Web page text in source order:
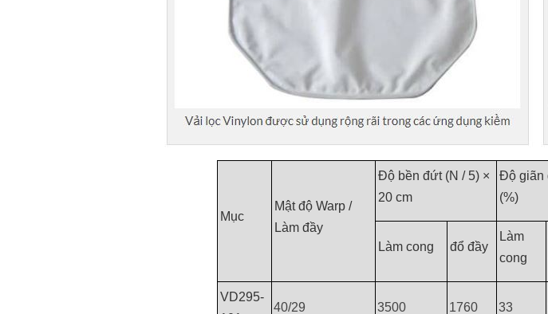
Mục
Mật độ Warp /
Làm đầy
Độ bền đứt (N / 5) ×
20 cm
Độ giãn
(%)
Làm cong
đổ đầy
Làm
cong
VD295-
40/29 3500 1760 33